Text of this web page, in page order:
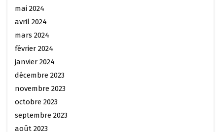
mai 2024
avril 2024
mars 2024
février 2024
janvier 2024
décembre 2023
novembre 2023
octobre 2023
septembre 2023
août 2023